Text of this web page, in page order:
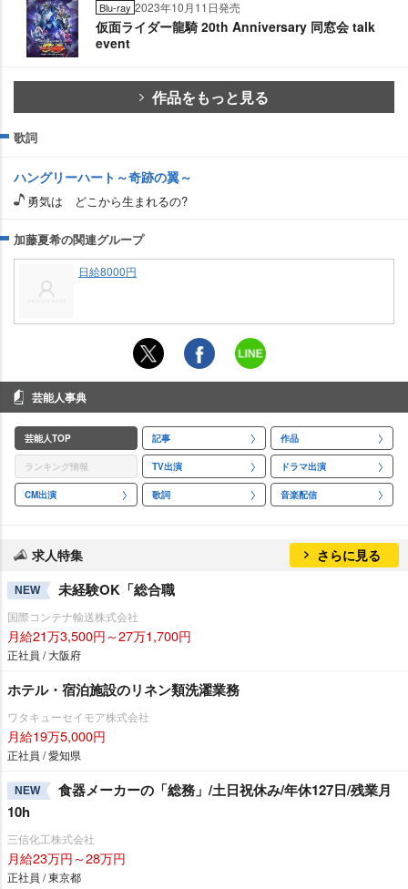
Blu-ray 2023年10月11日発売
仮面ライダー龍騎 20th Anniversary 同窓会 talk
event
作品をもっと見る
歌詞
ハングリーハート～奇跡の翼～
勇気は どこから生まれるの?
加藤夏希の関連グループ
日給8000円
芸能人事典
芸能人TOP 記事 作品
ランキング情報 TV出演 ドラマ出演
CM出演 歌詞 音楽配信
求人特集 さらに見る
NEW 未経験OK「総合職
国際コンテナ輸送株式会社
月給21万3,500円～27万1,700円
正社員 / 大阪府
ホテル・宿泊施設のリネン類洗濯業務
ワタキューセイモア株式会社
月給19万5,000円
正社員 / 愛知県
NEW
食器メーカーの「総務」/土日祝休み/年休127日/残業月
10h
三信化工株式会社
月給23万円～28万円
正社員 / 東京都